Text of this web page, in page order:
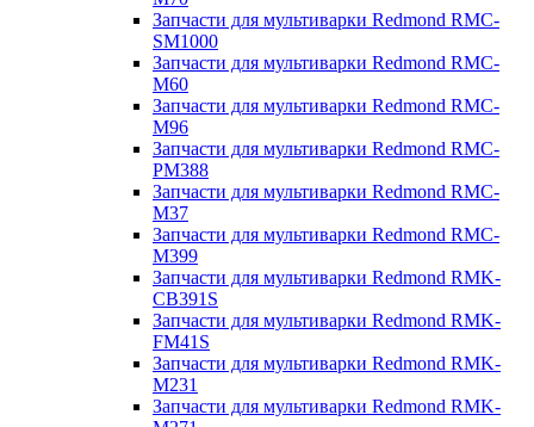
Запчасти для мультиварки Redmond RMC-
SM1000
Запчасти для мультиварки Redmond RMC-
M60
Запчасти для мультиварки Redmond RMC-
M96
Запчасти для мультиварки Redmond RMC-
PM388
Запчасти для мультиварки Redmond RMC-
M37
Запчасти для мультиварки Redmond RMC-
M399
Запчасти для мультиварки Redmond RMK-
CB391S
Запчасти для мультиварки Redmond RMK-
FM41S
Запчасти для мультиварки Redmond RMK-
M231
Запчасти для мультиварки Redmond RMK-